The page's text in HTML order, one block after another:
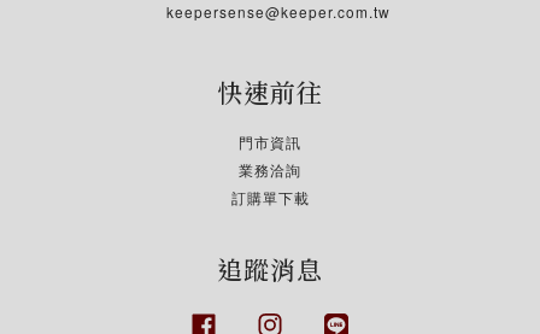
keepersense@keeper.com.tw
快速前往
門市資訊
業務洽詢
訂購單下載
追蹤消息
Facebook Instagram